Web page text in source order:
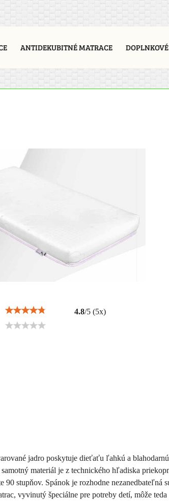
ANTIDEKUBITNÉ MATRACE
4.8/5 (5x)
jadro poskytuje dieťaťu ľahkú a
materiál je z technického hľadiska
90 stupňov. Spánok je rozhodne
vyvinutý špeciálne pre potreby detí, môže